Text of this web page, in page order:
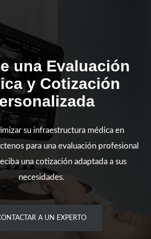
una Evaluación
y Cotización
su infraestructura médica en
para una evaluación profesional
una cotización adaptada a sus
necesidades.
A UN EXPERTO